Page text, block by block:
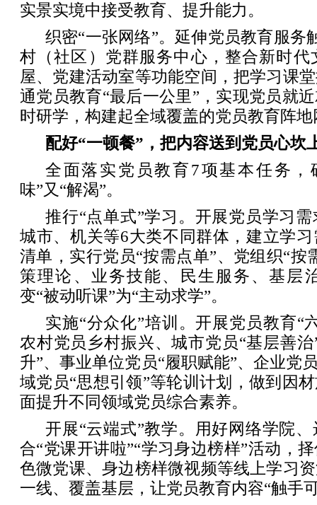
实景实境中接受教育、提升能力。
织密“一张网络”。延伸党员教育服务
村（社区）党群服务中心，整合新时代
屋、党建活动室等功能空间，把学习课
通党员教育“最后一公里”，实现党员就
时研学，构建起全域覆盖的党员教育阵
配好“一顿餐”，把内容送到党员心坎
全面落实党员教育7项基本任务，
味”又“解渴”。
推行“点单式”学习。开展党员学习
城市、机关等6大类不同群体，建立学
清单，实行党员“按需点单”、党组织“按
策理论、业务技能、民生服务、基层
变“被动听课”为“主动求学”。
实施“分众化”培训。开展党员教育“
农村党员乡村振兴、城市党员“基层善
升”、事业单位党员“履职赋能”、企业党
域党员“思想引领”等轮训计划，做到因
面提升不同领域党员综合素养。
开展“云端式”教学。用好网络学院
合“党课开讲啦”“学习身边榜样”活动，
色微党课、身边榜样微视频等线上学习
一线、覆盖基层，让党员教育内容“触手